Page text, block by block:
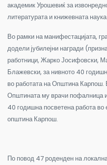
академик Урошевиќ за
литературата и книжевната наука.
Во рамки на манифестацијата,
додели јубилејни награди
работници, Жарко Јосифовски,
Блажевски, за нивното 40
во работата на Општина Карпош.
Општината му врачи пофалница
40 годишна посветена работа во
општина Карпош.
По повод 47 роденден на